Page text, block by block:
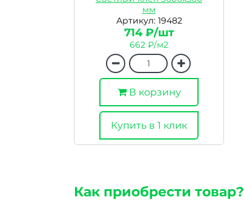
мм
Артикул: 19482
714 ₽/шт
662 ₽/м2
В корзину
Купить в 1 клик
Как приобрести товар?